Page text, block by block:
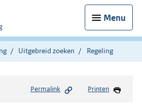
Menu
Uitgebreid zoeken Regeling
Permalink Printen